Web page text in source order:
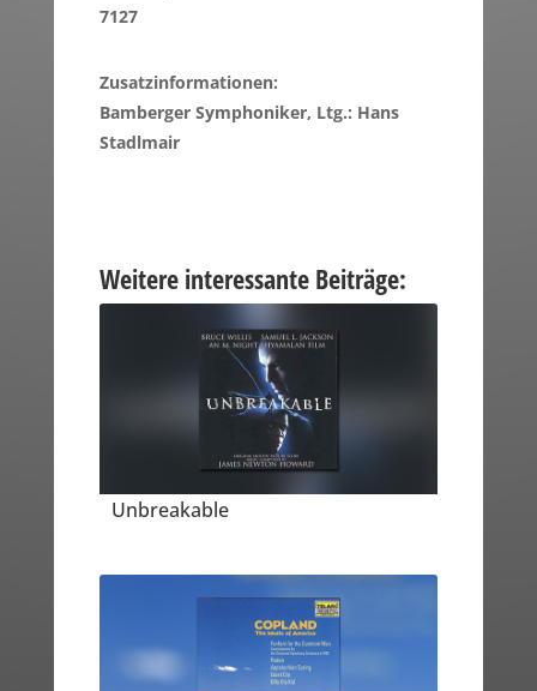
7127
Zusatzinformationen:
Bamberger Symphoniker, Ltg.: Hans
Stadlmair
Weitere interessante Beiträge:
Unbreakable